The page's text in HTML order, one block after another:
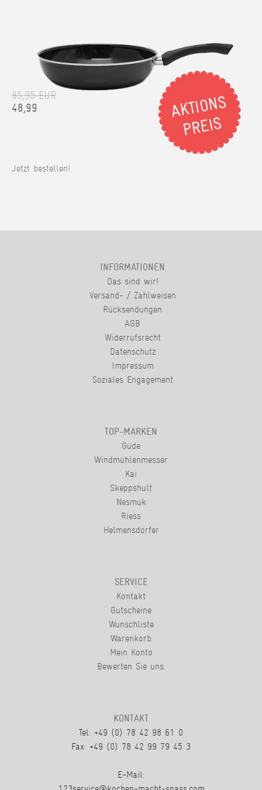
85,95 EUR
48,99
Jetzt bestellen!
INFORMATIONEN
Das sind wir!
Versand- / Zahlweisen
Rücksendungen
AGB
Widerrufsrecht
Datenschutz
Impressum
Soziales Engagement
TOP-MARKEN
Güde
Windmühlenmesser
Kai
Skeppshult
Nesmuk
Riess
Helmensdorfer
SERVICE
Kontakt
Gutscheine
Wunschliste
Warenkorb
Mein Konto
Bewerten Sie uns.
KONTAKT
Tel: +49 (0) 78 42 98 61 0
Fax: +49 (0) 78 42 99 79 45 3
E-Mail: